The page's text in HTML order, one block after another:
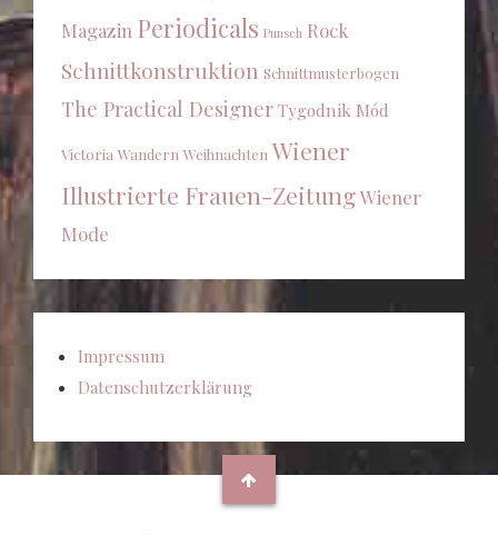
Magazin Periodicals Punsch Rock
Schnittkonstruktion Schnittmusterbogen
The Practical Designer Tygodnik Mód
Victoria Wandern Weihnachten Wiener
Illustrierte Frauen-ZeitungWiener
Mode
Impressum
Datenschutzerklärung